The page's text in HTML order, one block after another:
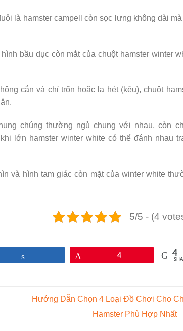
là hamster campell còn sọc lưng không dài
bầu dục còn mắt của chuột hamster winter
cắn và chỉ trốn hoặc la hét (kêu), chuột
chúng thường ngủ chung với nhau, còn
lớn hamster winter white có thể đánh nhau
và hình tam giác còn mặt của winter white
5/5 - (4
4 4
Hướng Dẫn Chọn 4 Loại Đồ Chơi Cho
Hamster Phù Hợp Nhất